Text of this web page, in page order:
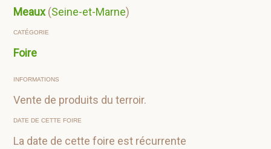
Meaux(Seine-et-Marne)
CATÉGORIE
Foire
INFORMATIONS
Vente de produits du terroir.
DATE DE CETTE FOIRE
La date de cette foire est récurrente